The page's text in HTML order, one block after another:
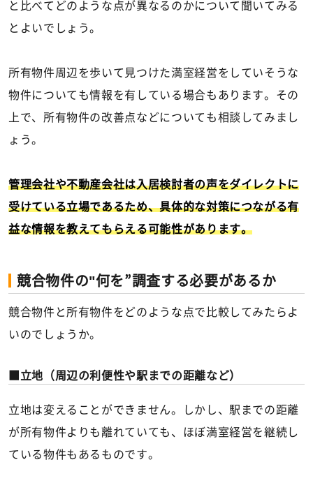
と比べてどのような点が異なるのかについて聞いてみる
とよいでしょう。
所有物件周辺を歩いて見つけた満室経営をしていそうな
物件についても情報を有している場合もあります。その
上で、所有物件の改善点などについても相談してみまし
ょう。
管理会社や不動産会社は入居検討者の声をダイレクトに
受けている立場であるため、具体的な対策につながる有
益な情報を教えてもらえる可能性があります。
競合物件の"何を”調査する必要があるか
競合物件と所有物件をどのような点で比較してみたらよ
いのでしょうか。
立地（周辺の利便性や駅までの距離など）
立地は変えることができません。しかし、駅までの距離
が所有物件よりも離れていても、ほぼ満室経営を継続し
ている物件もあるものです。